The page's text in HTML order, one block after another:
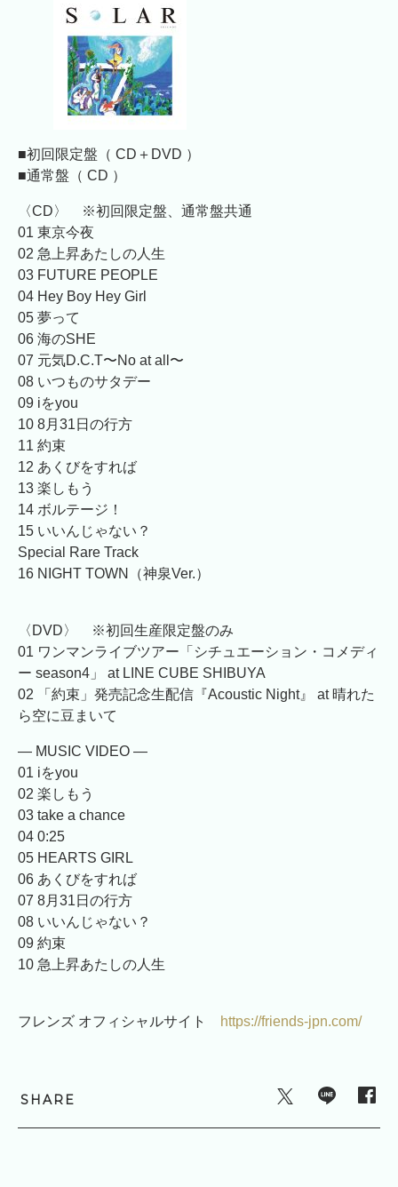
■初回限定盤（ CD＋DVD ）
■通常盤（ CD ）
〈CD〉 ※初回限定盤、通常盤共通
01 東京今夜
02 急上昇あたしの人生
03 FUTURE PEOPLE
04 Hey Boy Hey Girl
05 夢って
06 海のSHE
07 元気D.C.T〜No at all〜
08 いつものサタデー
09 iをyou
10 8月31日の行方
11 約束
12 あくびをすれば
13 楽しもう
14 ボルテージ！
15 いいんじゃない？
Special Rare Track
16 NIGHT TOWN（神泉Ver.）
〈DVD〉 ※初回生産限定盤のみ
01 ワンマンライブツアー「シチュエーション・コメディ
ー season4」 at LINE CUBE SHIBUYA
02 「約束」発売記念生配信『Acoustic Night』 at 晴れた
ら空に豆まいて
— MUSIC VIDEO —
01 iをyou
02 楽しもう
03 take a chance
04 0:25
05 HEARTS GIRL
06 あくびをすれば
07 8月31日の行方
08 いいんじゃない？
09 約束
10 急上昇あたしの人生
フレンズ オフィシャルサイト https://friends-jpn.com/
SHARE